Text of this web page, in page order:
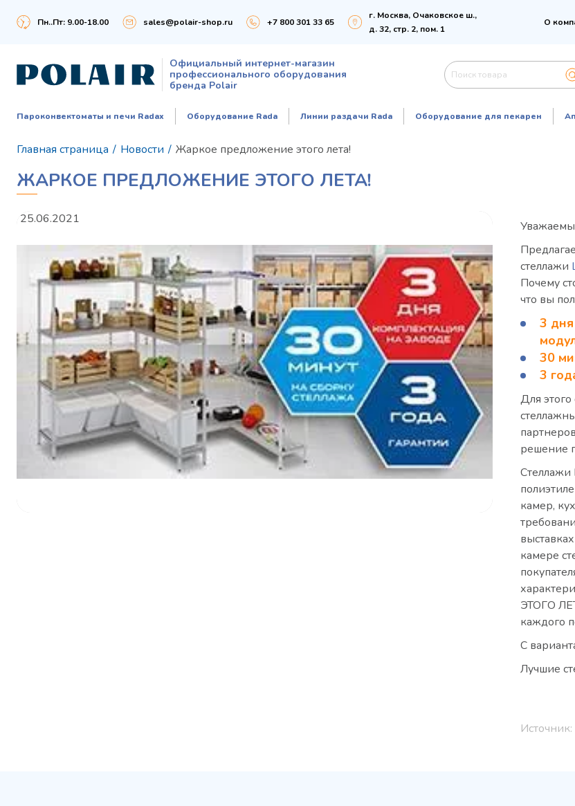
Пн..Пт: 9.00-18.00 sales@polair-shop.ru +7 800 301 33 65
г. Москва, Очаковское ш.,
д. 32, стр. 2, пом. 1
О
Официальный интернет-магазин
профессионального оборудования
бренда Polair
Пароконвектоматы и печи Radax Оборудование Rada Линии раздачи Rada Оборудование для пекарен
Главная страница / Новости / Жаркое предложение этого лета!
ЖАРКОЕ ПРЕДЛОЖЕНИЕ ЭТОГО ЛЕТА!
25.06.2021
стеллажи
Почему
что вы
3
30
3
Для
решение
Стеллажи
камер,
камере
ЭТОГО
каждого
С
Лучшие